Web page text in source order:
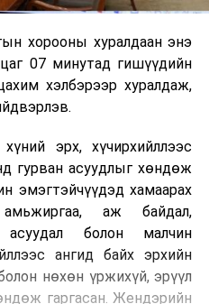
хорооны хуралдаан энэ
07 минутад гишүүдийн
хэлбэрээр хуралдаж,
эрх, хүчирхийллээс
гурван асуудлыг хөндөж
эмэгтэйчүүдэд хамаарах
аж байдал,
асуудал болон малчин
ангид байх эрхийн
нөхөн үржихүй, эрүүл
гаргасан. Жендэрийн